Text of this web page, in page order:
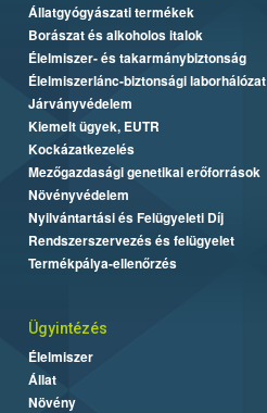
Állatgyógyászati termékek
Borászat és alkoholos italok
Élelmiszer- és takarmánybiztonság
Élelmiszerlánc-biztonsági laborhálózat
Járványvédelem
Kiemelt ügyek, EUTR
Kockázatkezelés
Mezőgazdasági genetikai erőforrások
Növényvédelem
Nyilvántartási és Felügyeleti Díj
Rendszerszervezés és felügyelet
Termékpálya-ellenőrzés
Ügyintézés
Élelmiszer
Állat
Növény